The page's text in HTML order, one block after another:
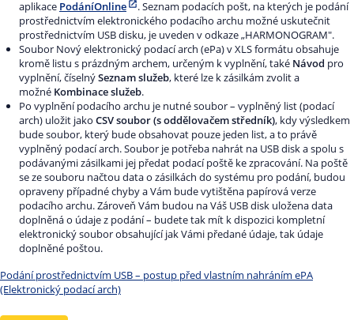
aplikace PodáníOnline
. Seznam podacích pošt, na kterých je podání
prostřednictvím elektronického podacího archu možné uskutečnit
prostřednictvím USB disku, je uveden v odkaze „HARMONOGRAM".
Soubor Nový elektronický podací arch (ePa) v XLS formátu obsahuje
kromě listu s prázdným archem, určeným k vyplnění, také Návod pro
vyplnění, číselnýSeznam služeb, které lze k zásilkám zvolit a
možné Kombinace služeb.
Po vyplnění podacího archu je nutné soubor – vyplněný list (podací
arch) uložit jako CSV soubor (s oddělovačem středník), kdy výsledkem
bude soubor, který bude obsahovat pouze jeden list, a to právě
vyplněný podací arch. Soubor je potřeba nahrát na USB disk a spolu s
podávanými zásilkami jej předat podací poště ke zpracování. Na poště
se ze souboru načtou data o zásilkách do systému pro podání, budou
opraveny případné chyby a Vám bude vytištěna papírová verze
podacího archu. Zároveň Vám budou na Váš USB disk uložena data
doplněná o údaje z podání – budete tak mít k dispozici kompletní
elektronický soubor obsahující jak Vámi předané údaje, tak údaje
doplněné poštou.
Podání prostřednictvím USB – postup před vlastním nahráním ePA
(Elektronický podací arch)